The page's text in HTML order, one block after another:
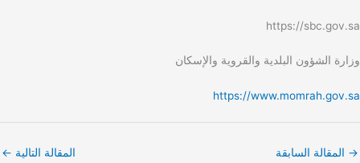
https://sbc.gov.sa
وزارة الشؤون البلدية والقروية والإسكان
https://www.momrah.gov.sa
→ المقالة السابقة المقالة التالية ←